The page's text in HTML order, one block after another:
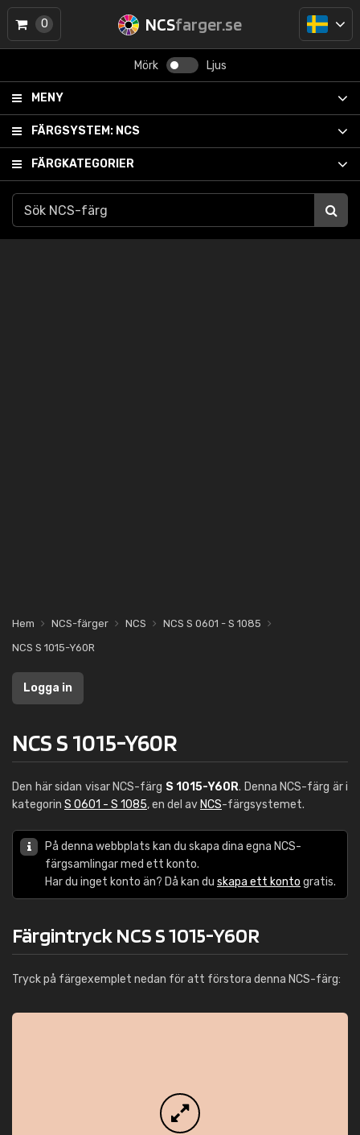
NCSfarger.se
Mörk Ljus
MENY
FÄRGSYSTEM: NCS
FÄRGKATEGORIER
0
Hem NCS-färger NCS
NCS S 0601 - S 1085
NCS S 1015-Y60R
Logga in
NCS S 1015-Y60R
Den här sidan visar NCS-färg S 1015-Y60R. Denna NCS-färg är i
kategorin S 0601 - S 1085, en del av NCS-färgsystemet.
På denna webbplats kan du skapa dina egna NCS-
färgsamlingar med ett konto.
Har du inget konto än? Då kan du skapa ett konto gratis.
Färgintryck NCS S 1015-Y60R
Tryck på färgexemplet nedan för att förstora denna NCS-färg: